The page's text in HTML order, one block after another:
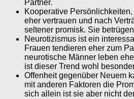
Partner.
Kooperative
eher vertrauen und nach
seltener promisk. Sie
Neurotizismus ist ein
Frauen tendieren eher zum
neurotische Männer leben
ist dieser Trend wohl
Offenheit gegenüber Neuem
mit anderen Faktoren die
sich allein ist sie aber nicht